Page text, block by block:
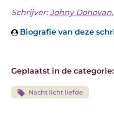
Schrijver:Johny Donovan
Biografie van deze
Geplaatst in de categorie:
Nacht licht liefde